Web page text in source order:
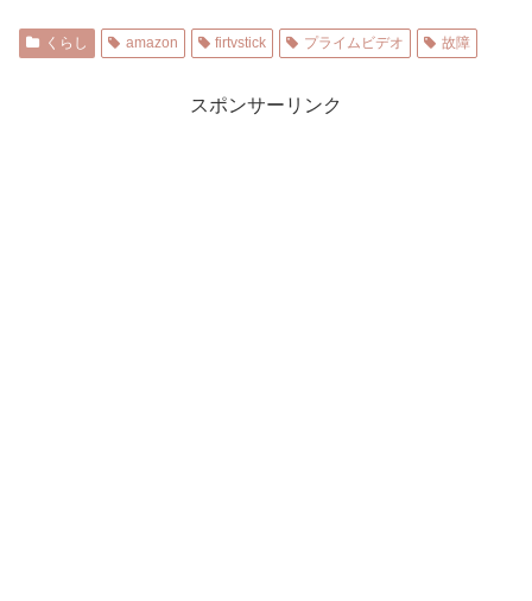
くらし amazon firtvstick プライムビデオ 故障
スポンサーリンク